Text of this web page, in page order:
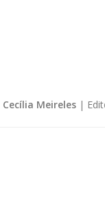
Cecília Meireles|